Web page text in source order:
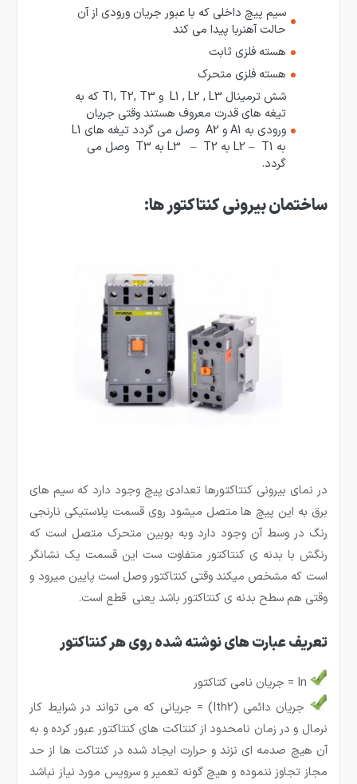
سیم پیچ داخلی که با عبور جریان ورودی از آن
حالت آهنربا پیدا می کند
هسته فلزی ثابت
هسته فلزی متحرک
شش ترمینال L1 , L2 , L3 و T1, T2, T3 که به
تیغه های قدرت معروف هستند وقتی جریان
ورودی به A1 و A2 وصل می گردد تیغه های L1
به L2 – T1 به L3 – T2 به T3 وصل می
گردد.
ساختمان بیرونی کنتاکتور ها:
در نمای بیرونی کنتاکتورها تعدادی پیچ وجود دارد که سیم های
برق به این پیچ ها متصل میشود روی قسمت پلاستیکی نارنجی
رنگ در وسط آن وجود دارد وبه بوبین متحرک متصل است که
رنگش با بدنه ی کنتاکتور متفاوت ست این قسمت یک نشانگر
است که مشخص میکند وقتی کنتاکتور وصل است پایین میرود و
وقتی هم سطح بدنه ی کنتاکتور باشد یعنی قطع است.
تعریف عبارت های نوشته شده روی هر کنتاکتور
جریان دائمی (Ith2) = جریانی که می تواند در شرایط کار
نرمال و در زمان نامحدود از کنتاکت های کنتاکتور عبور کرده و به
آن هیچ صدمه ای نزند و حرارت ایجاد شده در کنتاکت ها از حد
مجاز تجاوز ننموده و هیچ گونه تعمیر و سرویس مورد نیاز نباشد